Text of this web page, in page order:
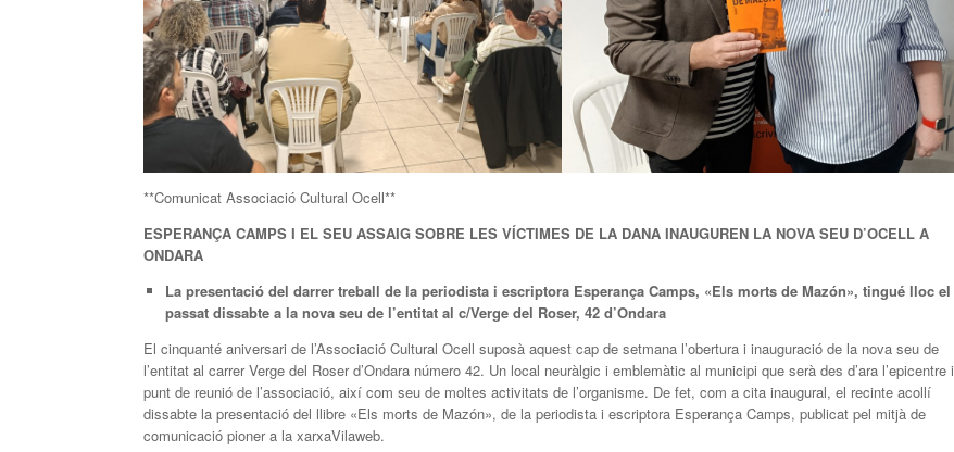
**Comunicat Associació Cultural Ocell**
ESPERANÇA CAMPS I EL SEU ASSAIG SOBRE LES VÍCTIMES DE LA DANA INAUGUREN LA NOVA SEU D’OCELL A
ONDARA
La presentació del darrer treball de la periodista i escriptora Esperança Camps, «Els morts de Mazón», tinguélloc el
passatdissabte a la nova seu de l’entitat al c/Verge del Roser, 42 d’Ondara
El cinquanté aniversari de l’Associació Cultural Ocell suposà aquest cap de setmana l’obertura i inauguració de la nova seu de
l’entitat al carrer Verge del Roser d’Ondara número 42. Un local neuràlgic i emblemàtic al municipi que serà des d’ara l’epicentre i
punt de reunió de l’associació, així com seu de moltes activitats de l’organisme. De fet, com a cita inaugural, el recinte acollí
dissabte la presentació del llibre «Els morts de Mazón», de la periodista i escriptora Esperança Camps, publicat pel mitjà de
comunicació pioner a la xarxaVilaweb.